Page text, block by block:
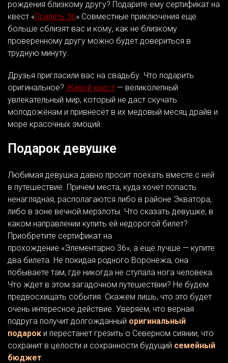
рождения близкому другу? Подарите ему сертификат на
квест «Припять 36» Совместные приключения еще
больше сблизят вас и кому, как не близкому
проверенному другу можно будет довериться в
трудную минуту.
Друзья пригласили вас на свадьбу. Что подарить
оригинальное? Живой квест — великолепный
увлекательный мир, который не даст скучать
молодожёнам и привнесёт в их медовый месяц драйв и
море красочных эмоций.
Подарок девушке
Любимая девушка давно просит поехать вместе с ней
в путешествие. Причем места, куда хочет попасть
ненаглядная, располагаются либо в районе Экватора,
либо в зоне вечной мерзлоты. Что сказать девушке, в
каком направлении купить ей недорогой билет?
Приобретите сертификат на
прохождение «Элементарно 36», а ещё лучше — купите
два билета. Не покидая родного Воронежа, она
побываете там, где никогда не ступала нога человека.
Что ждет в этом загадочном путешествии? Не будем
предвосхищать события. Скажем лишь, что это будет
очень интересное действие. Уверяем, что верная
подруга получит долгожданный оригинальный
подарок и перестанет грезить о Северном сиянии, что
сохранит в целости и сохранности будущий семейный
бюджет